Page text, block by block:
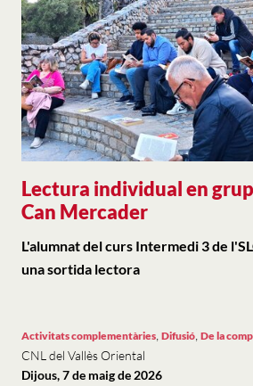
Lectura individual en
Can Mercader
L'alumnat del curs Intermedi 3 de
una sortida lectora
Activitats complementàries, Difusió, De la
CNL del Vallès Oriental
Dijous, 7 de maig de 2026